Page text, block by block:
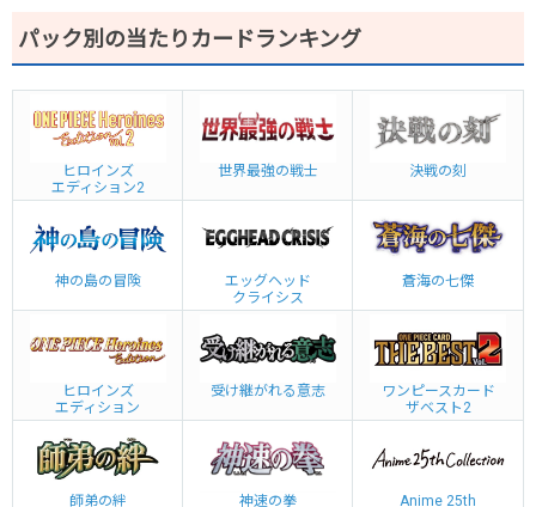
パック別の当たりカードランキング
ヒロインズ
エディション2
世界最強の戦士 決戦の刻
神の島の冒険
エッグヘッド
クライシス
蒼海の七傑
ヒロインズ
エディション
受け継がれる意志
ワンピースカード
ザベスト2
師弟の絆 神速の拳
Anime 25th